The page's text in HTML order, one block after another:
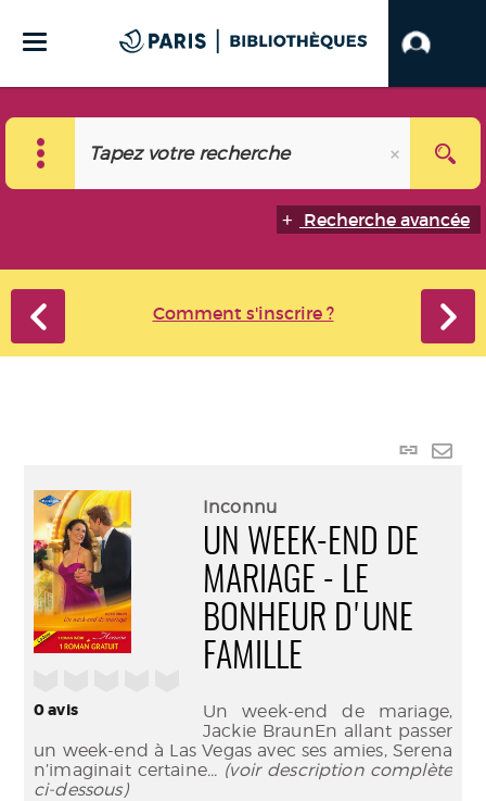
Recherche avancée
Comment s'inscrire ?
Lien
0avis
Inconnu
UN WEEK-END DE
MARIAGE - LE
BONHEUR D'UNE
FAMILLE
Un week-end de mariage,
Jackie BraunEn allant passer
un week-end à Las Vegas avec ses amies, Serena
n’imaginait certaine... (voir description complète
ci-dessous)